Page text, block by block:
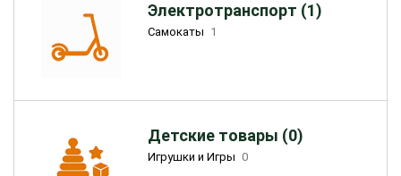
Электротранспорт (1)
Самокаты 1
Детские товары (0)
Игрушки и Игры 0